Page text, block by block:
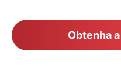
Obtenha